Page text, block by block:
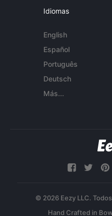
Idiomas
English
Español
Português
Deutsch
Más...
© 2026 Eezy LLC.